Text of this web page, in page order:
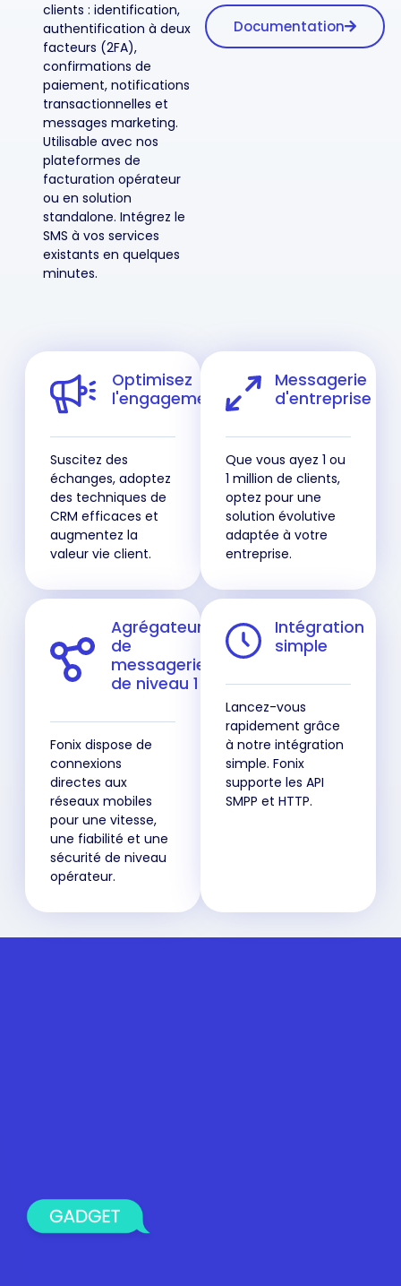
clients : identification,
authentification à deux
facteurs (2FA),
confirmations de
paiement, notifications
transactionnelles et
messages marketing.
Utilisable avec nos
plateformes de
facturation opérateur
ou en solution
standalone. Intégrez le
SMS à vos services
existants en quelques
minutes.
Documentation
Optimisez
l'engagement
Suscitez des
échanges, adoptez
des techniques de
CRM efficaces et
augmentez la
valeur vie client.
Messagerie
d'entreprise
Que vous ayez 1 ou
1 million de clients,
optez pour une
solution évolutive
adaptée à votre
entreprise.
Agrégateur
de
messagerie
de niveau 1
Fonix dispose de
connexions
directes aux
réseaux mobiles
pour une vitesse,
une fiabilité et une
sécurité de niveau
opérateur.
Intégration
simple
Lancez-vous
rapidement grâce
à notre intégration
simple. Fonix
supporte les API
SMPP et HTTP.